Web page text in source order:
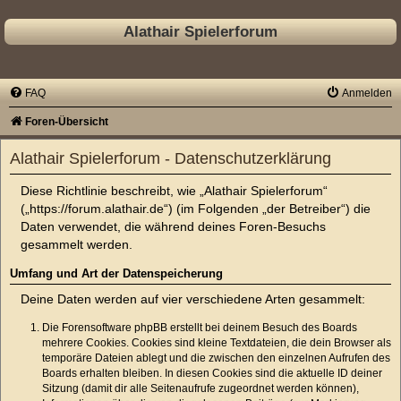
Alathair Spielerforum
FAQ Anmelden
Foren-Übersicht
Alathair Spielerforum - Datenschutzerklärung
Diese Richtlinie beschreibt, wie „Alathair Spielerforum“
(„https://forum.alathair.de“) (im Folgenden „der Betreiber“) die
Daten verwendet, die während deines Foren-Besuchs
gesammelt werden.
Umfang und Art der Datenspeicherung
Deine Daten werden auf vier verschiedene Arten gesammelt:
Die Forensoftware phpBB erstellt bei deinem Besuch des Boards
mehrere Cookies. Cookies sind kleine Textdateien, die dein Browser als
temporäre Dateien ablegt und die zwischen den einzelnen Aufrufen des
Boards erhalten bleiben. In diesen Cookies sind die aktuelle ID deiner
Sitzung (damit dir alle Seitenaufrufe zugeordnet werden können),